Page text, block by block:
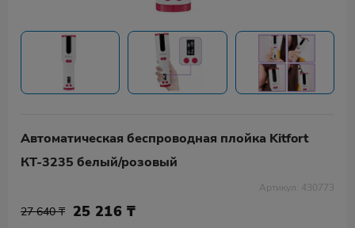
Автоматическая беспроводная плойка Kitfort
КТ-3235 белый/розовый
Артикул: 430773
27 640 ₸ 25 216 ₸